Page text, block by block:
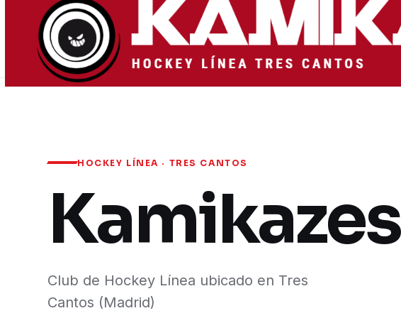
HOCKEY LÍNEA · TRES CANTOS
Kamikazes
Club de Hockey Línea ubicado en Tres
Cantos (Madrid)